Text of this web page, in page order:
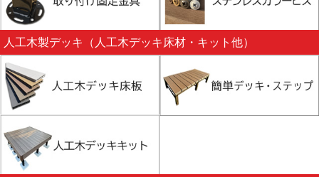
人工木製デッキ（人工木デッキ床材・キット他）